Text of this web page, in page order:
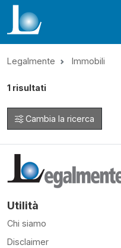
Legalmente Immobili
1 risultati
Cambia la ricerca
Utilità
Chi siamo
Disclaimer